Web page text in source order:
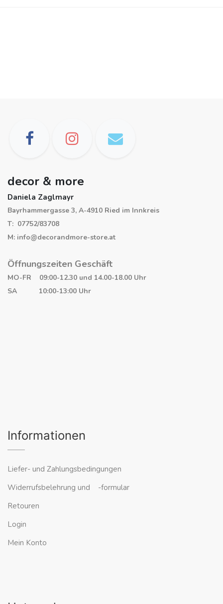
decor & more
Daniela Zaglmayr
Bayrhammergasse 3, A-4910 Ried im Innkreis
T: 07752/83708
M: info@decorandmore-store.at
Öffnungszeiten Geschäft
MO-FR 09:00-12.30 und 14.00-18.00 Uhr
SA 10:00-13:00 Uhr
Informationen
Liefer- und Zahlungsbedingungen
Widerrufsbelehrung und -formular
Retouren
Login
Mein Konto